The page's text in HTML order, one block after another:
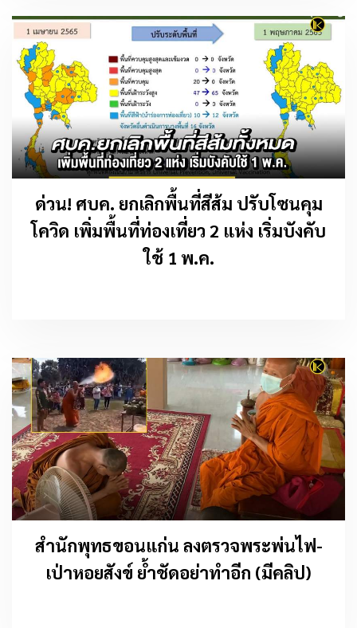
ด่วน! ศบค. ยกเลิกพื้นที่สีส้ม ปรับโซนคุม
โควิด เพิ่มพื้นที่ท่องเที่ยว 2 แห่ง เริ่มบังคับ
ใช้ 1 พ.ค.
สำนักพุทธขอนแก่น ลงตรวจพระพ่นไฟ-
เป่าหอยสังข์ ย้ำชัดอย่าทำอีก (มีคลิป)